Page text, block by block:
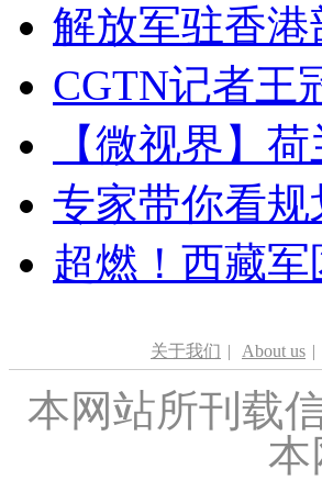
解放军驻香
CGTN记者王
【微视界】
专家带你看
超燃！西藏
关于我们 | About us |
本网站所刊载
本